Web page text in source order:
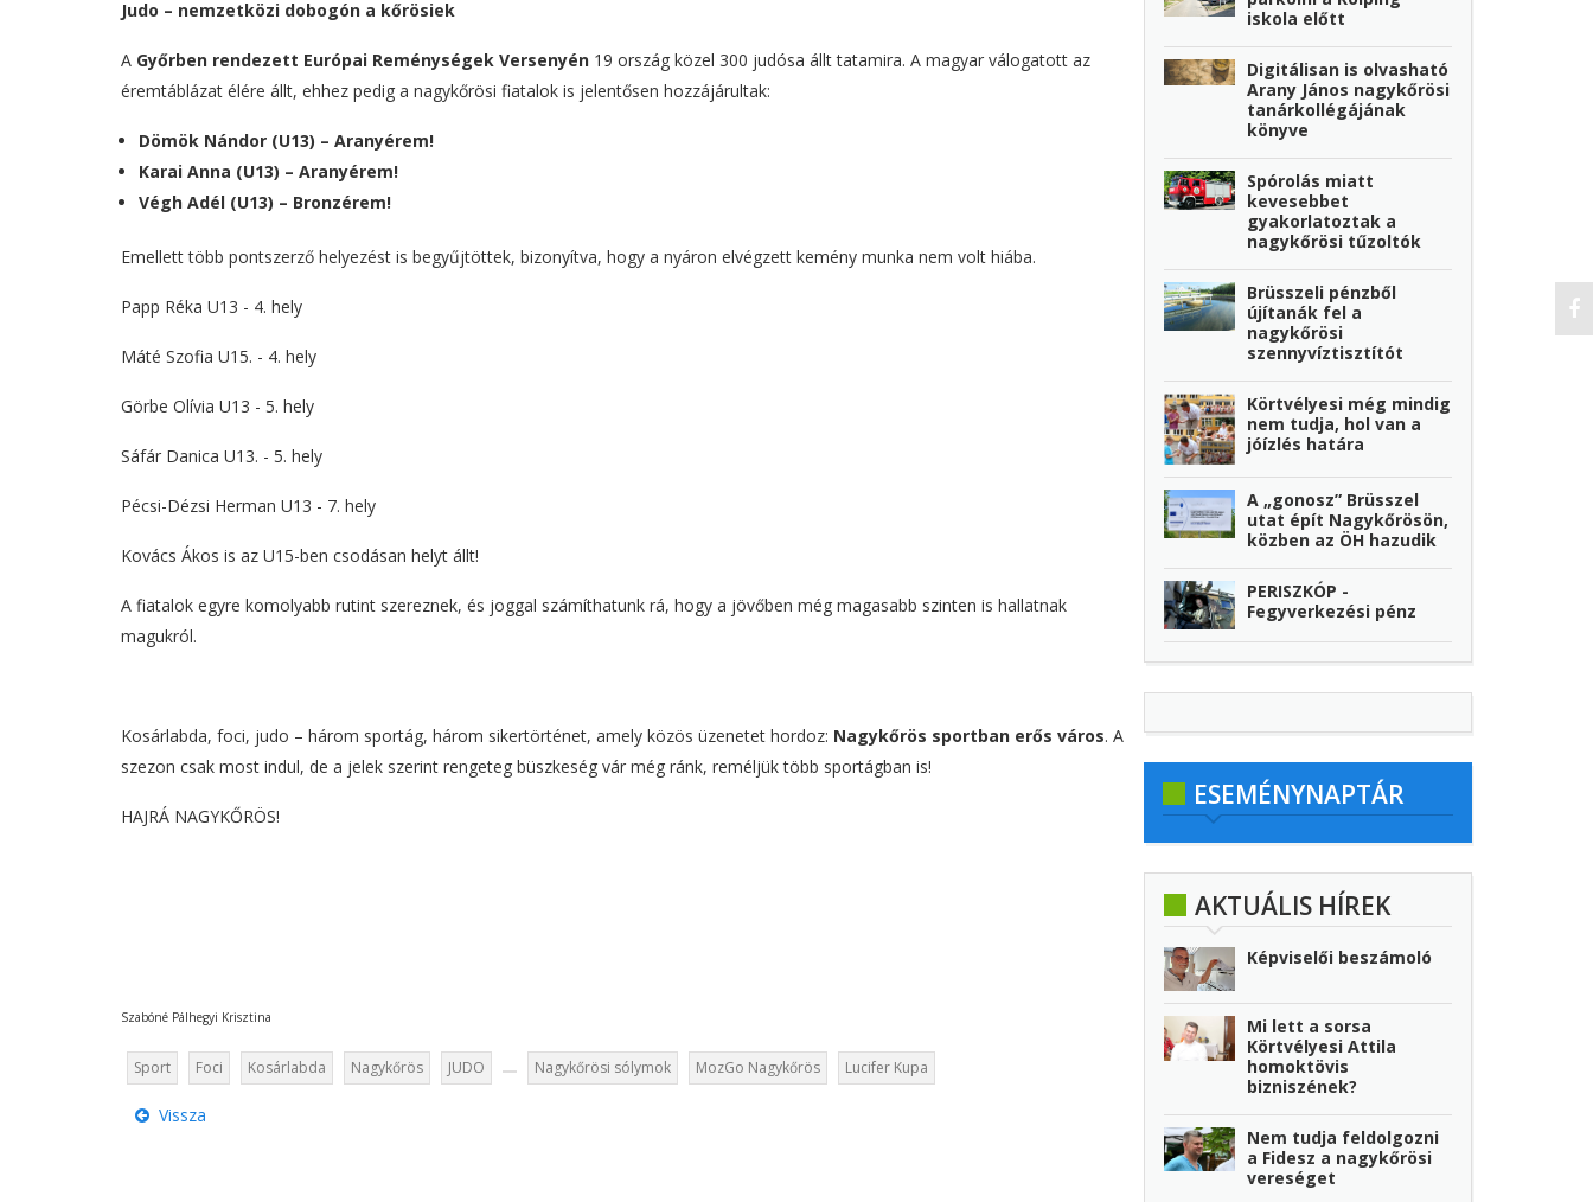
Judo – nemzetközi dobogón a kőrösiek
A Győrben rendezett Európai Reménységek Versenyén 19 ország közel 300 judósa állt tatamira. A magyar válogatott az
éremtáblázat élére állt, ehhez pedig a nagykőrösi fiatalok is jelentősen hozzájárultak:
Dömök Nándor (U13) – Aranyérem!
Karai Anna (U13) – Aranyérem!
Végh Adél (U13) – Bronzérem!
Emellett több pontszerző helyezést is begyűjtöttek, bizonyítva, hogy a nyáron elvégzett kemény munka nem volt hiába.
Papp Réka U13 - 4. hely
Máté Szofia U15. - 4. hely
Görbe Olívia U13 - 5. hely
Sáfár Danica U13. - 5. hely
Pécsi-Dézsi Herman U13 - 7. hely
Kovács Ákos is az U15-ben csodásan helyt állt!
A fiatalok egyre komolyabb rutint szereznek, és joggal számíthatunk rá, hogy a jövőben még magasabb szinten is hallatnak
magukról.
Kosárlabda, foci, judo – három sportág, három sikertörténet, amely közös üzenetet hordoz: Nagykőrös sportban erős város. A
szezon csak most indul, de a jelek szerint rengeteg büszkeség vár még ránk, reméljük több sportágban is!
HAJRÁ NAGYKŐRÖS!
Szabóné Pálhegyi Krisztina
Sport Foci Kosárlabda Nagykőrös JUDO Nagykőrösi sólymok MozGo Nagykőrös Lucifer Kupa
Vissza
iskola előtt
Digitálisan is olvasható
Arany János nagykőrösi
tanárkollégájának
könyve
Spórolás miatt
kevesebbet
gyakorlatoztak a
nagykőrösi tűzoltók
Brüsszeli pénzből
újítanák fel a
nagykőrösi
szennyvíztisztítót
Körtvélyesi még mindig
nem tudja, hol van a
jóízlés határa
A „gonosz” Brüsszel
utat épít Nagykőrösön,
közben az ÖH hazudik
PERISZKÓP -
Fegyverkezési pénz
ESEMÉNYNAPTÁR
AKTUÁLIS HÍREK
Képviselői beszámoló
Mi lett a sorsa
Körtvélyesi Attila
homoktövis
bizniszének?
Nem tudja feldolgozni
a Fidesz a nagykőrösi
vereséget